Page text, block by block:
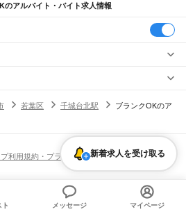
のアルバイト・バイト求人情報
野田市 茂原市成田市 佐倉市 東金市
市流山市八千代市 我孫子市 鴨川市 鎌ケ谷市
印西市白井市富里市南房総市
印旛郡香取郡
夷隅郡
船橋法典駅西船橋駅
東船橋駅津田沼駅幕張本郷駅幕張駅
千葉駅 都賀駅 四街道駅 佐倉駅
皿洗い・洗い場精肉・鮮魚加工
飲食店（店長・マネージャー）
グスタッフ
留学生・外国人活躍中
若葉区 千城台北駅
ブランクOKのア
新着求人を受け取る
利用規約・プライバシーポリシー
ト メッセージ マイページ